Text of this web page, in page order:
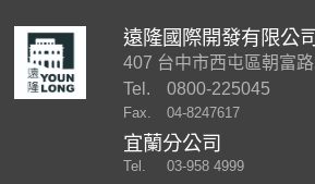
遠隆國際開發有限公司
407 台中市西屯區朝富
Tel.
0800-225045
Fax. 04-8247617
宜蘭分公司
Tel. 03-958 4999